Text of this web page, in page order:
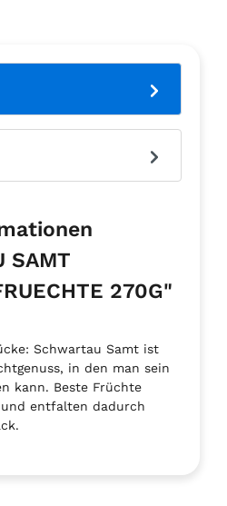
SAMT
270G"
Schwartau Samt ist
in den man sein
kann. Beste Früchte
entfalten dadurch